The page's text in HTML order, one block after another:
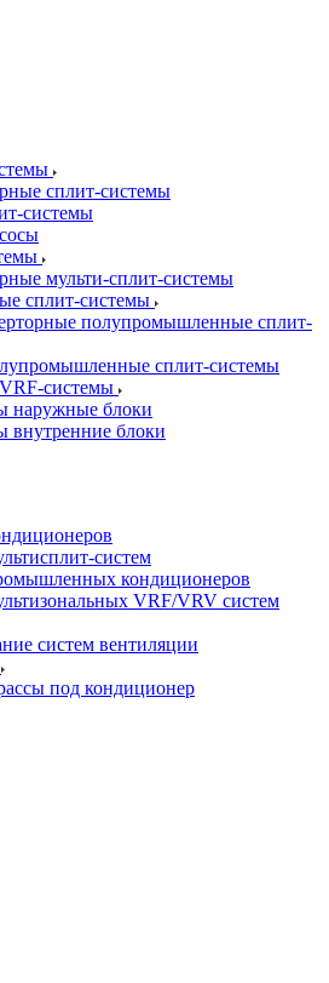
сплит-системы
системы
мульти-сплит-системы
сплит-системы
полупромышленные сплит-
сплит-системы
системы
наружные блоки
внутренние блоки
систем
кондиционеров
VRF/VRV систем
систем вентиляции
под кондиционер